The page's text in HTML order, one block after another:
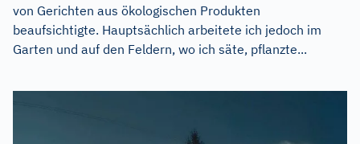
von Gerichten aus ökologischen Produkten
beaufsichtigte. Hauptsächlich arbeitete ich jedoch im
Garten und auf den Feldern, wo ich säte, pflanzte...